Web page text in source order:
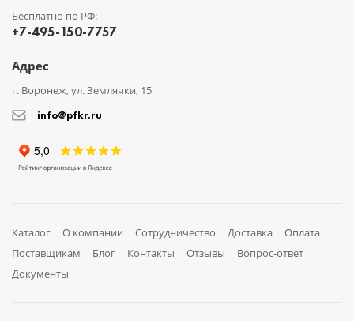
Бесплатно по РФ:
+7-495-150-7757
Адрес
г. Воронеж, ул. Землячки, 15
info@pfkr.ru
Каталог О компании Сотрудничество Доставка
Оплата
Поставщикам
Блог Контакты Отзывы
Вопрос-ответ
Документы